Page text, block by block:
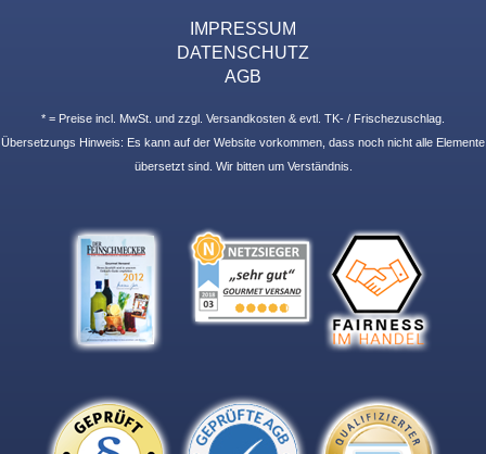
IMPRESSUM
DATENSCHUTZ
AGB
* = Preise incl. MwSt. und zzgl. Versandkosten & evtl. TK- / Frischezuschlag.
Übersetzungs Hinweis: Es kann auf der Website vorkommen, dass noch nicht alle Elemente
übersetzt sind. Wir bitten um Verständnis.